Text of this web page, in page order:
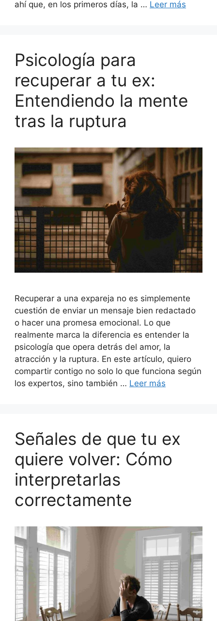
ahí que, en los primeros días, la … Leer más
Psicología para
recuperar a tu ex:
Entendiendo la mente
tras la ruptura
Recuperar a una expareja no es simplemente
cuestión de enviar un mensaje bien redactado
o hacer una promesa emocional. Lo que
realmente marca la diferencia es entender la
psicología que opera detrás del amor, la
atracción y la ruptura. En este artículo, quiero
compartir contigo no solo lo que funciona según
los expertos, sino también … Leer más
Señales de que tu ex
quiere volver: Cómo
interpretarlas
correctamente